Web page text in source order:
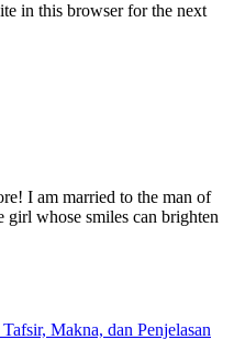
in this browser for the next
I am married to the man of
girl whose smiles can brighten